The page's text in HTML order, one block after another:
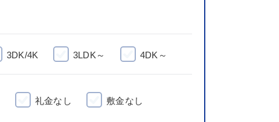
3DK/4K 3LDK～ 4DK～
礼金なし 敷金なし